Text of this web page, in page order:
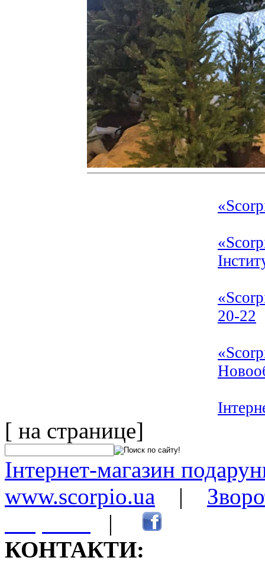
20-22
[ на странице]
Інтернет-магазин
www.scorpio.ua |
|
КОНТАКТИ: